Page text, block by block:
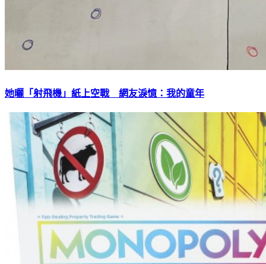
她曬「射飛機」紙上空戰 網友淚憶：我的童年